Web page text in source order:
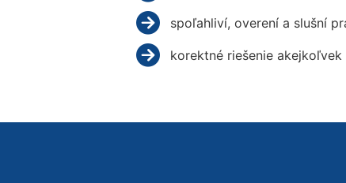
spoľahliví, overení a slušní
korektné riešenie